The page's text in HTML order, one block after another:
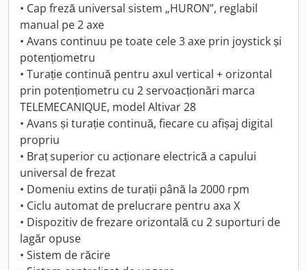
• Cap freză universal sistem „HURON”, reglabil
manual pe 2 axe
• Avans continuu pe toate cele 3 axe prin joystick și
potențiometru
• Turație continuă pentru axul vertical + orizontal
prin potențiometru cu 2 servoacționări marca
TELEMECANIQUE, model Altivar 28
• Avans și turație continuă, fiecare cu afișaj digital
propriu
• Braț superior cu acționare electrică a capului
universal de frezat
• Domeniu extins de turații până la 2000 rpm
• Ciclu automat de prelucrare pentru axa X
• Dispozitiv de frezare orizontală cu 2 suporturi de
lagăr opuse
• Sistem de răcire